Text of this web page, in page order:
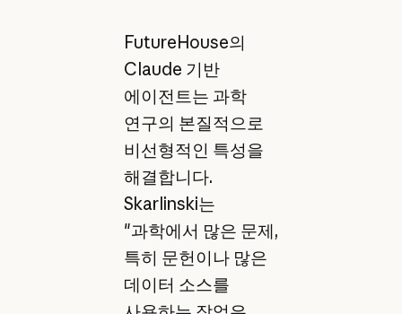
FutureHouse의
Claude 기반
에이전트는 과학
연구의 본질적으로
비선형적인 특성을
해결합니다.
Skarlinski는
"과학에서 많은 문제,
특히 문헌이나 많은
데이터 소스를